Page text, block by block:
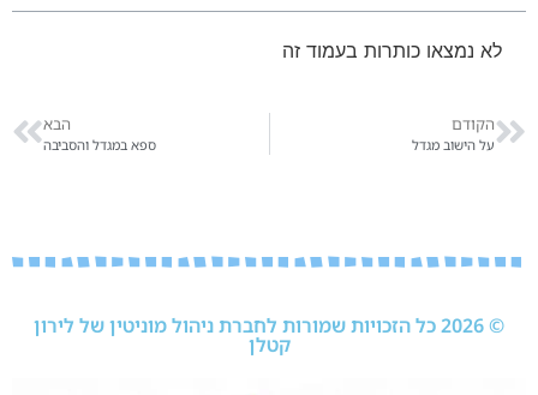
לא נמצאו כותרות בעמוד זה
הקודם
על הישוב מגדל
הבא
ספא במגדל והסביבה
© 2026 כל הזכויות שמורות לחברת ניהול מוניטין של לירון
קטלן